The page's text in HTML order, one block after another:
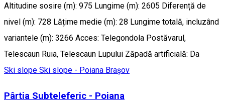
Altitudine sosire (m): 975 Lungime (m): 2605 Diferență de
nivel (m): 728 Lățime medie (m): 28 Lungime totală, incluzând
variantele (m): 3266 Acces: Telegondola Postăvarul,
Telescaun Ruia, Telescaun Lupului Zăpadă artificială: Da
Ski slope Ski slope - Poiana Brașov
Pârtia Subteleferic - Poiana